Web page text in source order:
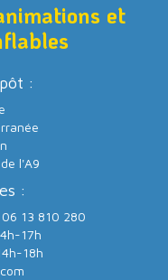
et
:
l'A9
:
13 810 280
17h
18h